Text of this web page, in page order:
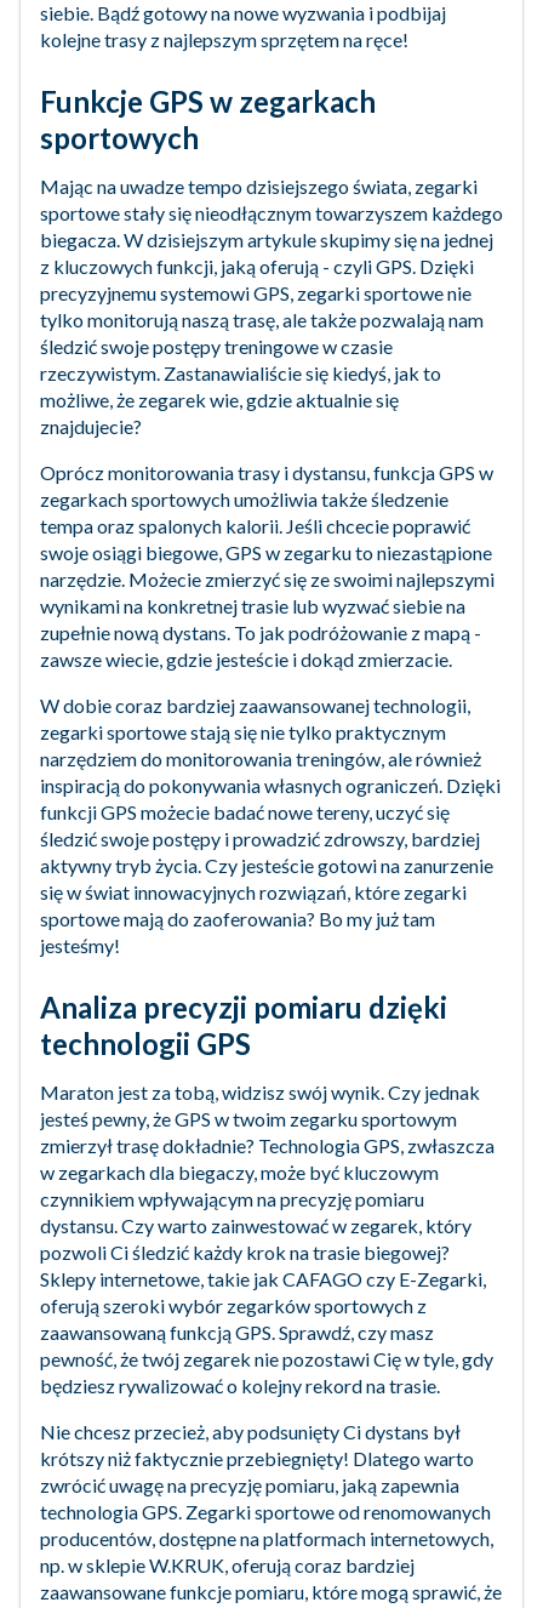
siebie. Bądź gotowy na nowe wyzwania i podbijaj
kolejne trasy z najlepszym sprzętem na ręce!
Funkcje GPS w zegarkach
sportowych
Mając na uwadze tempo dzisiejszego świata, zegarki
sportowe stały się nieodłącznym towarzyszem każdego
biegacza. W dzisiejszym artykule skupimy się na jednej
z kluczowych funkcji, jaką oferują - czyli GPS. Dzięki
precyzyjnemu systemowi GPS, zegarki sportowe nie
tylko monitorują naszą trasę, ale także pozwalają nam
śledzić swoje postępy treningowe w czasie
rzeczywistym. Zastanawialiście się kiedyś, jak to
możliwe, że zegarek wie, gdzie aktualnie się
znajdujecie?
Oprócz monitorowania trasy i dystansu, funkcja GPS w
zegarkach sportowych umożliwia także śledzenie
tempa oraz spalonych kalorii. Jeśli chcecie poprawić
swoje osiągi biegowe, GPS w zegarku to niezastąpione
narzędzie. Możecie zmierzyć się ze swoimi najlepszymi
wynikami na konkretnej trasie lub wyzwać siebie na
zupełnie nową dystans. To jak podróżowanie z mapą -
zawsze wiecie, gdzie jesteście i dokąd zmierzacie.
W dobie coraz bardziej zaawansowanej technologii,
zegarki sportowe stają się nie tylko praktycznym
narzędziem do monitorowania treningów, ale również
inspiracją do pokonywania własnych ograniczeń. Dzięki
funkcji GPS możecie badać nowe tereny, uczyć się
śledzić swoje postępy i prowadzić zdrowszy, bardziej
aktywny tryb życia. Czy jesteście gotowi na zanurzenie
się w świat innowacyjnych rozwiązań, które zegarki
sportowe mają do zaoferowania? Bo my już tam
jesteśmy!
Analiza precyzji pomiaru dzięki
technologii GPS
Maraton jest za tobą, widzisz swój wynik. Czy jednak
jesteś pewny, że GPS w twoim zegarku sportowym
zmierzył trasę dokładnie? Technologia GPS, zwłaszcza
w zegarkach dla biegaczy, może być kluczowym
czynnikiem wpływającym na precyzję pomiaru
dystansu. Czy warto zainwestować w zegarek, który
pozwoli Ci śledzić każdy krok na trasie biegowej?
Sklepy internetowe, takie jak CAFAGO czy E-Zegarki,
oferują szeroki wybór zegarków sportowych z
zaawansowaną funkcją GPS. Sprawdź, czy masz
pewność, że twój zegarek nie pozostawi Cię w tyle, gdy
będziesz rywalizować o kolejny rekord na trasie.
Nie chcesz przecież, aby podsunięty Ci dystans był
krótszy niż faktycznie przebiegnięty! Dlatego warto
zwrócić uwagę na precyzję pomiaru, jaką zapewnia
technologia GPS. Zegarki sportowe od renomowanych
producentów, dostępne na platformach internetowych,
np. w sklepie W.KRUK, oferują coraz bardziej
zaawansowane funkcje pomiaru, które mogą sprawić, że